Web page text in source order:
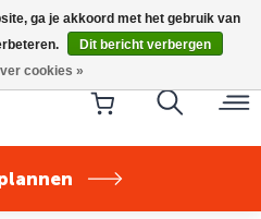
Core nu direct uit voorraad
ga je akkoord met het gebruik van
Dit bericht verbergen
cookies »